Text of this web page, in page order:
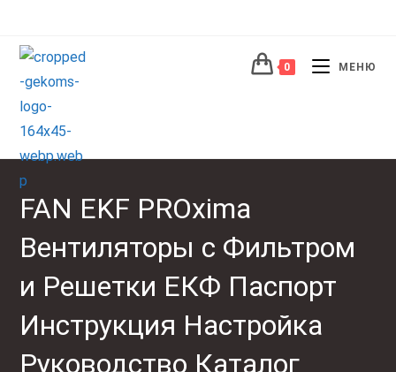
0 МЕНЮ
FAN EKF PROxima
Вентиляторы с Фильтром
и Решетки ЕКФ Паспорт
Инструкция Настройка
Руководство Каталог